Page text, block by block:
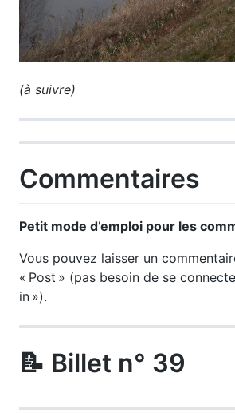
(à suivre)
Commentaires
Petit mode d’emploi pour les
Vous pouvez laisser un
« Post » (pas besoin de se
in »).
📝 Billet n° 39